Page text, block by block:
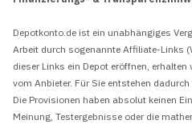
Depotkonto.de ist ein unabhängiges
Arbeit durch sogenannte Affiliate-Links
dieser Links ein Depot eröffnen,
vom Anbieter. Für Sie entstehen dadurch
Die Provisionen haben absolut keinen
Meinung, Testergebnisse oder die